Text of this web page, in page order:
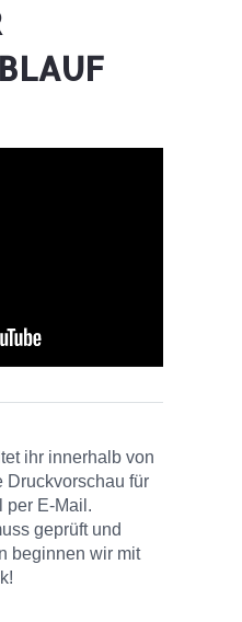
ihr innerhalb von
Druckvorschau für
per E-Mail.
geprüft und
beginnen wir mit